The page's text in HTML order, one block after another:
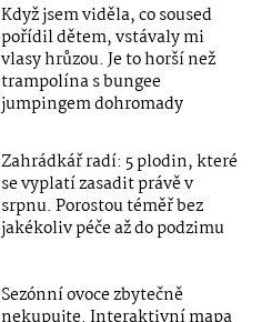
Když jsem viděla, co soused
pořídil dětem, vstávaly mi
vlasy hrůzou. Je to horší než
trampolína s bungee
jumpingem dohromady
Zahrádkář radí: 5 plodin, které
se vyplatí zasadit právě v
srpnu. Porostou téměř bez
jakékoliv péče až do podzimu
Sezónní ovoce zbytečně